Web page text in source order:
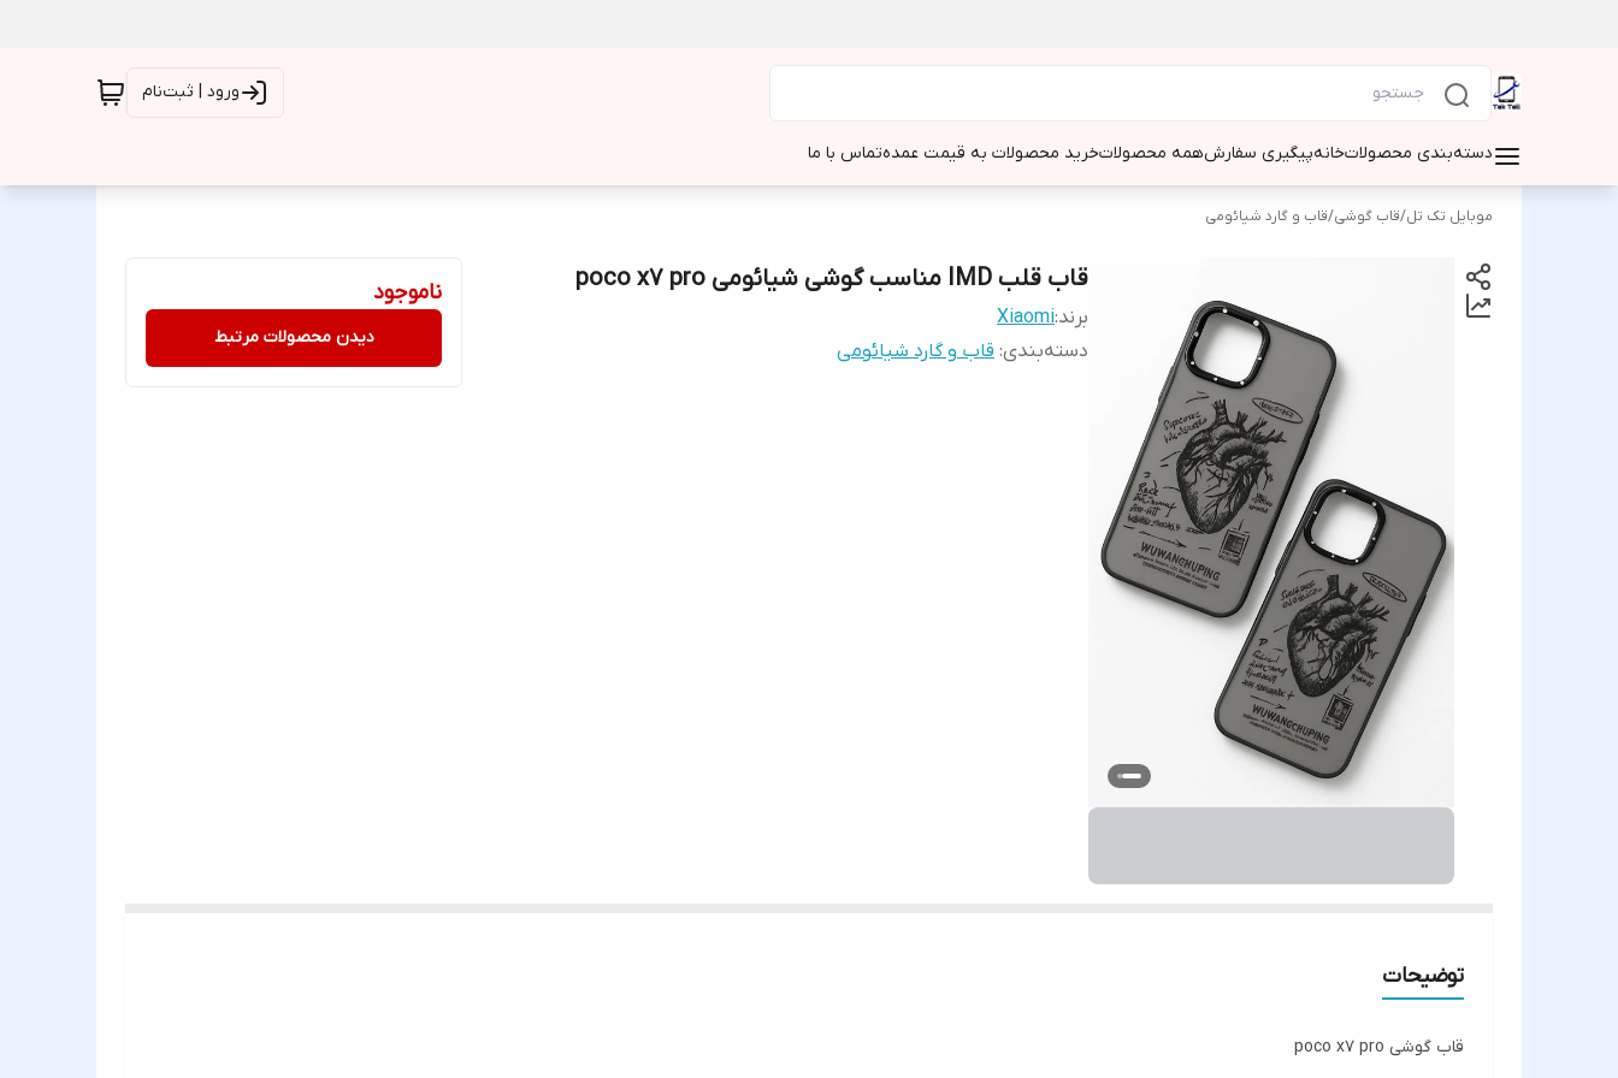
ورود | ثبت‌نام
دسته‌بندی محصولاتخانهپیگیری سفارشهمه محصولاتخرید محصولات به قیمت عمدهتماس با ما
موبایل تک تل/قاب گوشی/قاب و گارد شیائومی
قاب قلب IMD مناسب گوشی شیائومی poco x7 pro
برند:Xiaomi
دسته‌بندی: قاب و گارد شیائومی
ناموجود
دیدن محصولات مرتبط
توضیحات
قاب گوشی poco x7 pro